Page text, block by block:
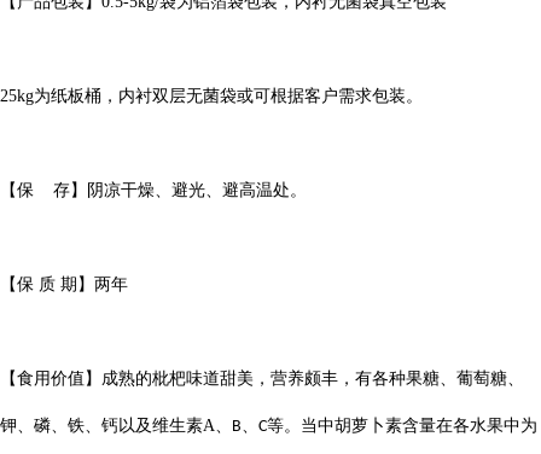
25kg为纸板桶，内衬双层无菌袋或可根据客户需求包装。
【保 存】阴凉干燥、避光、避高温处。
【保 质 期】两年
【食用价值 】成熟的枇杷味道甜美，营养颇丰，有各种果糖、葡萄糖、
钾、磷、铁、钙以及维生素A、 B、 C等。当中胡萝卜素含量在各水果中为